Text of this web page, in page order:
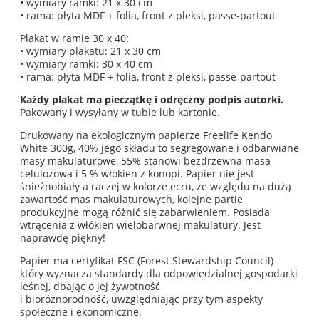
• rama: płyta MDF + folia, front z pleksi, passe-partout
Plakat w ramie 30 x 40:
• wymiary plakatu: 21 x 30 cm
• wymiary ramki: 30 x 40 cm
• rama: płyta MDF + folia, front z pleksi, passe-partout
Każdy plakat ma pieczątkę i odręczny podpis autorki.
Pakowany i wysyłany w tubie lub kartonie.
Drukowany na ekologicznym papierze Freelife Kendo
White 300g, 40% jego składu to segregowane i odbarwiane
masy makulaturowe, 55% stanowi bezdrzewna masa
celulozowa i 5 % włókien z konopi. Papier nie jest
śnieżnobiały a raczej w kolorze ecru, ze względu na dużą
zawartość mas makulaturowych, kolejne partie
produkcyjne mogą różnić się zabarwieniem. Posiada
wtrącenia z włókien wielobarwnej makulatury. Jest
naprawdę piękny!
Papier ma certyfikat FSC (Forest Stewardship Council)
który wyznacza standardy dla odpowiedzialnej gospodarki
leśnej, dbając o jej żywotność
i bioróżnorodność, uwzględniając przy tym aspekty
społeczne i ekonomiczne.